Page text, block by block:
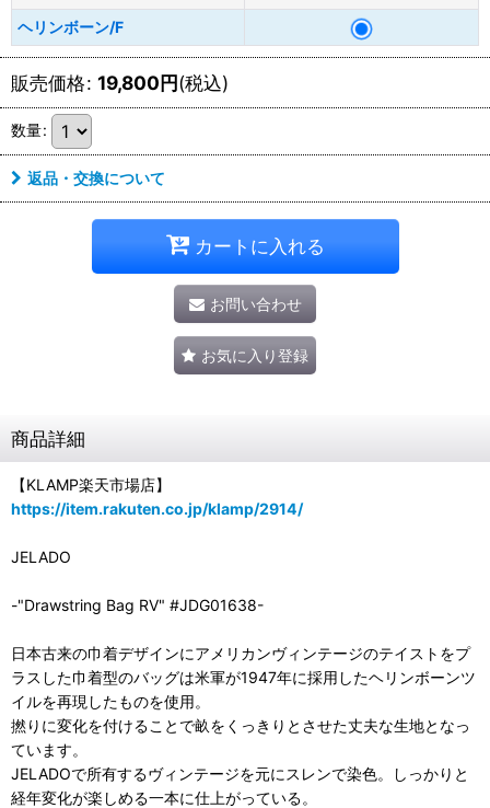
ヘリンボーン/F
販売価格: 19,800円(税込)
数量:
返品・交換について
カートに入れる
お問い合わせ
お気に入り登録
商品詳細
【KLAMP楽天市場店】
https://item.rakuten.co.jp/klamp/2914/
JELADO
-"Drawstring Bag RV" #JDG01638-
日本古来の巾着デザインにアメリカンヴィンテージのテイストをプ
ラスした巾着型のバッグは米軍が1947年に採用したヘリンボーンツ
イルを再現したものを使用。
撚りに変化を付けることで畝をくっきりとさせた丈夫な生地となっ
ています。
JELADOで所有するヴィンテージを元にスレンで染色。しっかりと
経年変化が楽しめる一本に仕上がっている。